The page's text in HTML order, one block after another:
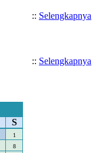
:: Selengkapnya
:: Selengkapnya
S
1
8